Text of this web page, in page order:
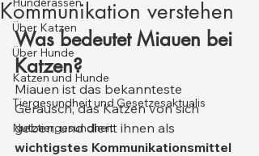
Über Katzen
Über Hunde
Katzen und Hunde
Tiergesundheit und Gesetzesaktualis
Nutztiergesundheit
Kommunikation verstehen
Was bedeutet Miauen bei
Katzen?
Miauen ist das bekannteste
Geräusch, das Katzen von sich
geben, und dient ihnen als
wichtigstes Kommunikationsmittel